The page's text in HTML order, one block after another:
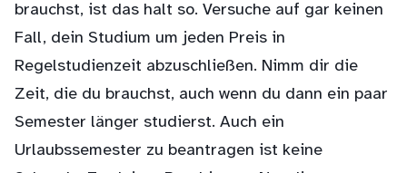
brauchst, ist das halt so. Versuche auf gar keinen
Fall, dein Studium um jeden Preis in
Regelstudienzeit abzuschließen. Nimm dir die
Zeit, die du brauchst, auch wenn du dann ein paar
Semester länger studierst. Auch ein
Urlaubssemester zu beantragen ist keine